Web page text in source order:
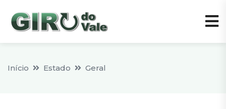
Início Estado Geral